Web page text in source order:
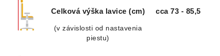
Celková výška lavice (cm)
(v závislosti od nastavenia
piestu)
cca 73 - 85,5